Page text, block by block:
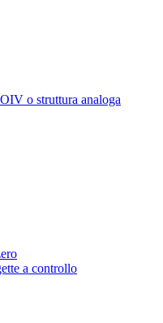
o struttura analoga
a controllo